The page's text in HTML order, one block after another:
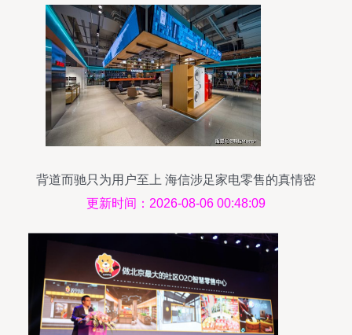
背道而驰只为用户至上 海信涉足家电零售的真情密
码
更新时间：2026-08-06 00:48:09